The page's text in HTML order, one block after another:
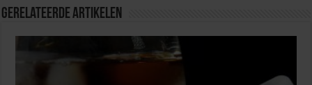
Gerelateerde Artikelen